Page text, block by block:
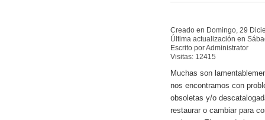
Creado en Domingo, 29
Última actualización en
Escrito por Administrator
Visitas: 12415
Muchas son
nos encontramos con
obsoletas y/o
restaurar o cambiar para